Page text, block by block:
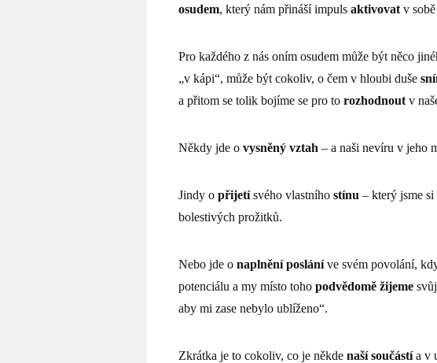
osudem, který nám přináší impuls aktivovat v
Pro každého z nás oním osudem může být něco
„v kápi“, může být cokoliv, o čem v hloubi duše
a přitom se tolik bojíme se pro to rozhodnout v
Někdy jde o vysněný vztah – a naši nevíru v jeho
Jindy o přijetísvého vlastního stínu – který jsme
bolestivých prožitků.
Nebo jde o naplnění posláníve svém povolání,
potenciálu a my místo toho podvědomě žijeme
aby mi zase nebylo ublíženo“.
Zkrátka je to cokoliv, co je někde naší součástía v